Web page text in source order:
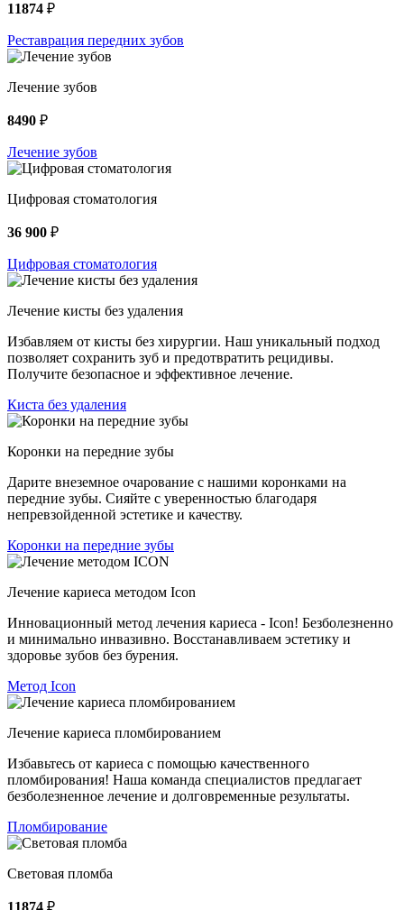
11874 ₽
Реставрация передних зубов
Лечение зубов
8490 ₽
Лечение зубов
Цифровая стоматология
36 900 ₽
Цифровая стоматология
Лечение кисты без удаления
Избавляем от кисты без хирургии. Наш уникальный подход
позволяет сохранить зуб и предотвратить рецидивы.
Получите безопасное и эффективное лечение.
Киста без удаления
Коронки на передние зубы
Дарите внеземное очарование с нашими коронками на
передние зубы. Сияйте с уверенностью благодаря
непревзойденной эстетике и качеству.
Коронки на передние зубы
Лечение кариеса методом Icon
Инновационный метод лечения кариеса - Icon! Безболезненно
и минимально инвазивно. Восстанавливаем эстетику и
здоровье зубов без бурения.
Метод Icon
Лечение кариеса пломбированием
Избавьтесь от кариеса с помощью качественного
пломбирования! Наша команда специалистов предлагает
безболезненное лечение и долговременные результаты.
Пломбирование
Световая пломба